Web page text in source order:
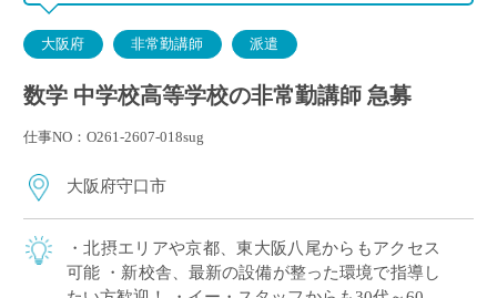
大阪府 非常勤講師 派遣
数学 中学校高等学校の非常勤講師 急募
仕事NO：O261-2607-018sug
大阪府守口市
・北摂エリアや京都、東大阪八尾からもアクセス
可能 ・新校舎、最新の設備が整った環境で指導し